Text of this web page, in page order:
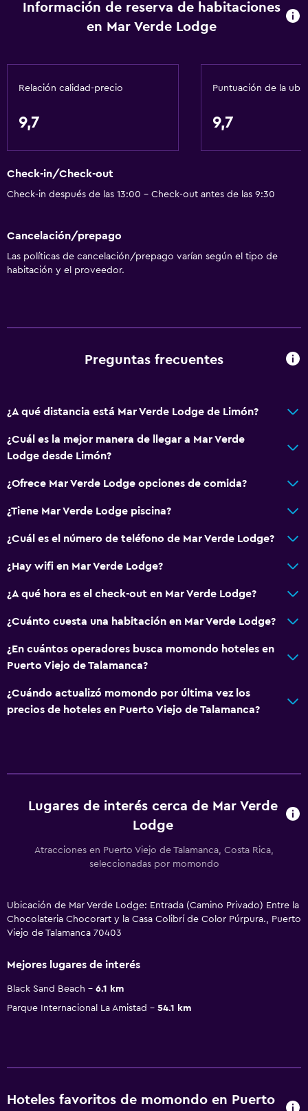
Información de reserva de habitaciones
en Mar Verde Lodge
Relación calidad-precio
9,7
Puntuación de la
9,7
Check-in/Check-out
Check-in después de las 13:00 - Check-out antes de las 9:30
Cancelación/prepago
Las políticas de cancelación/prepago varían según el tipo de
habitación y el proveedor.
Preguntas frecuentes
¿A qué distancia está Mar Verde Lodge de Limón?
¿Cuál es la mejor manera de llegar a Mar Verde
Lodge desde Limón?
¿Ofrece Mar Verde Lodge opciones de comida?
¿Tiene Mar Verde Lodge piscina?
¿Cuál es el número de teléfono de Mar Verde Lodge?
¿Hay wifi en Mar Verde Lodge?
¿A qué hora es el check-out en Mar Verde Lodge?
¿Cuánto cuesta una habitación en Mar Verde Lodge?
¿En cuántos operadores busca momondo hoteles en
Puerto Viejo de Talamanca?
¿Cuándo actualizó momondo por última vez los
precios de hoteles en Puerto Viejo de Talamanca?
Lugares de interés cerca de Mar Verde
Lodge
Atracciones en Puerto Viejo de Talamanca, Costa Rica,
seleccionadas por momondo
Ubicación de Mar Verde Lodge: Entrada (Camino Privado) Entre la
Chocolateria Chocorart y la Casa Colibrí de Color Púrpura., Puerto
Viejo de Talamanca 70403
Mejores lugares de interés
Black Sand Beach
6.1 km
Parque Internacional La Amistad
54.1 km
Hoteles favoritos de momondo en Puerto